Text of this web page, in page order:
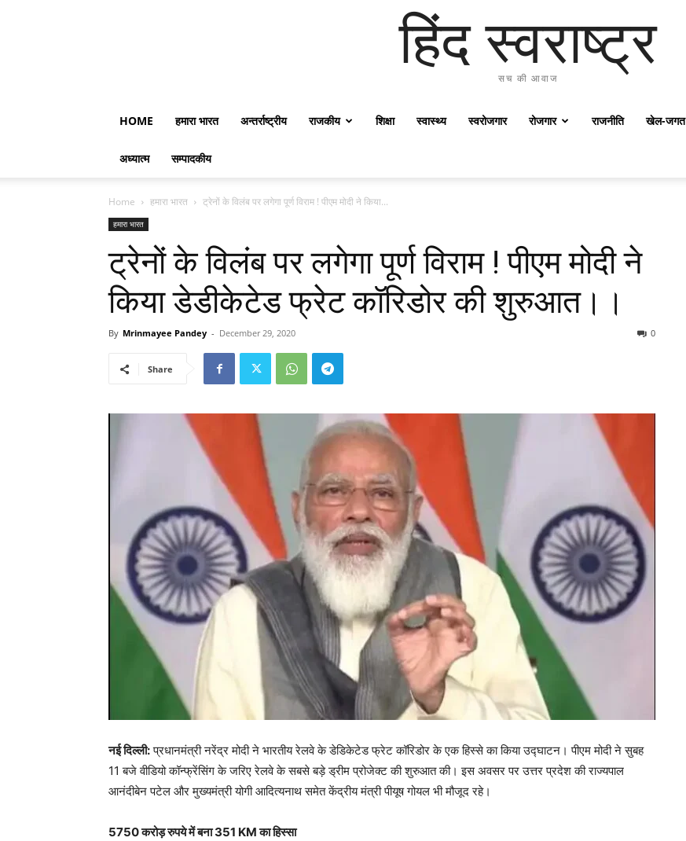
हिंद स्वराष्ट्र
सच की आवाज
HOME हमारा भारत अन्तर्राष्ट्रीय राजकीय शिक्षा स्वास्थ्य स्वरोजगार रोजगार राजनीति खेल-जगत
अध्यात्म सम्पादकीय
Home हमारा भारत ट्रेनों के विलंब पर लगेगा पूर्ण विराम ! पीएम मोदी ने किया...
हमारा भारत
ट्रेनों के विलंब पर लगेगा पूर्ण विराम ! पीएम मोदी ने
किया डेडीकेटेड फ्रेट कॉरिडोर की शुरुआत।।
By Mrinmayee Pandey - December 29, 2020 0
Share
नई दिल्ली:प्रधानमंत्री नरेंद्र मोदी ने भारतीय रेलवे के डेडिकेटेड फ्रेट कॉरिडोर के एक हिस्से का किया उद्घाटन। पीएम मोदी ने सुबह
11 बजे वीडियो कॉन्फ्रेंसिंग के जरिए रेलवे के सबसे बड़े ड्रीम प्रोजेक्ट की शुरुआत की। इस अवसर पर उत्तर प्रदेश की राज्यपाल
आनंदीबेन पटेल और मुख्यमंत्री योगी आदित्यनाथ समेत केंद्रीय मंत्री पीयूष गोयल भी मौजूद रहे।
5750 करोड़ रुपये में बना 351 KM का हिस्सा